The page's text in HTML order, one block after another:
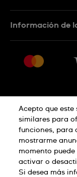
Devoluciones
Sistema de
Desistimiento
Información de
Empleo
Aviso de
Acepto que
similares para
funciones, para
mostrarme
momento
activar o
Si desea más